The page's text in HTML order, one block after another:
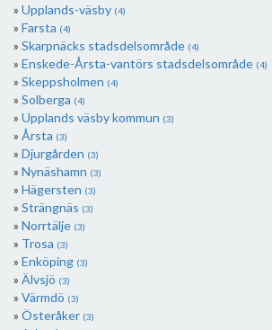
Upplands-väsby (4)
Farsta (4)
Skarpnäcks stadsdelsområde (4)
Enskede-Årsta-vantörs stadsdelsområde (4)
Skeppsholmen (4)
Solberga (4)
Upplands väsby kommun (3)
Årsta (3)
Djurgården (3)
Nynäshamn (3)
Hägersten (3)
Strängnäs (3)
Norrtälje (3)
Trosa (3)
Enköping (3)
Älvsjö (3)
Värmdö (3)
Österåker (3)